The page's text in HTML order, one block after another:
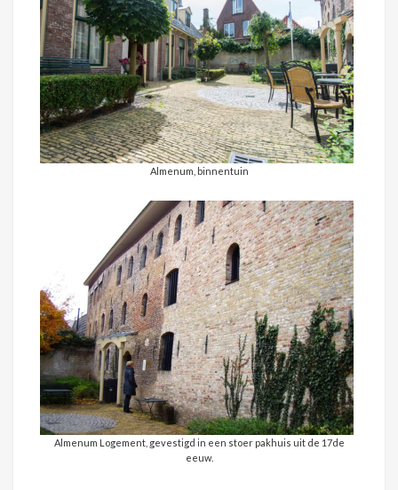
Almenum, binnentuin
Almenum Logement, gevestigd in een stoer pakhuis uit de 17de
eeuw.